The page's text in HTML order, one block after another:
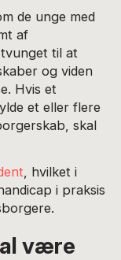
de unge med
af
til at
og viden
Hvis et
et eller flere
skal
, hvilket i
i praksis
være